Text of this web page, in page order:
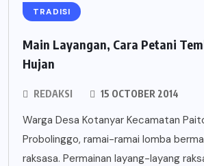
TRADISI
Main Layangan, Cara Petani
Hujan
REDAKSI 15 OCTOBER 2014
Warga Desa Kotanyar Kecamatan
Probolinggo, ramai-ramai lomba
raksasa. Permainan layang-layang